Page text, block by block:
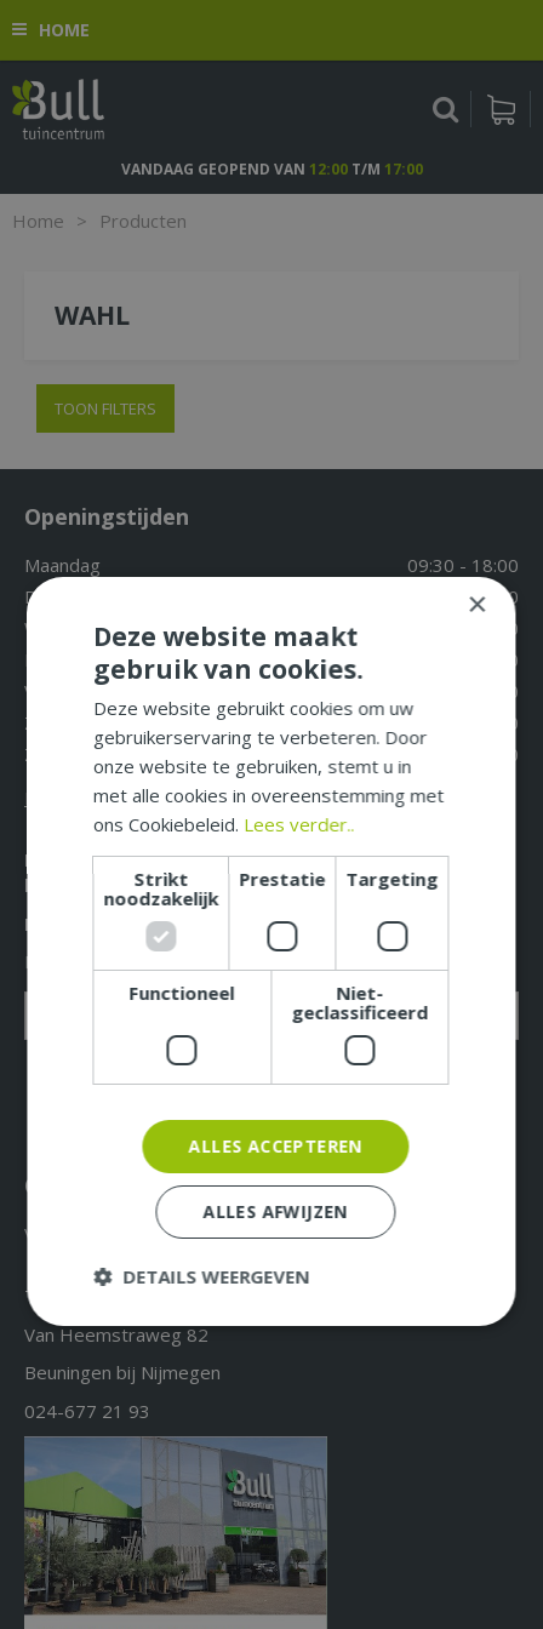
n
o
HOME
Home > Producten
VANDAAG GEOPEND VAN 12:00T/M 17:00
WAHL
TOON FILTERS
Openingstijden
Maandag
09:30 - 18:00
Dinsdag
09:30 - 18:00
Woensdag
09:30 - 18:00
Donderdag
09:30 - 18:00
Vrijdag
09:30 - 18:00
Zaterdag
09:30 - 17:00
Zondag
12:00 - 17:00
Extra openingstijden
Mis niet langer de leukste acties, aanbiedingen en
beste tuintips!
Meld u nu aan voor onze nieuwsbrief!
E-mailadres: *
Over ons & Contact
Vacatures
Tuincentrum Bull
Van Heemstraweg 82
Beuningen bij Nijmegen
024-677 21 93
×
Deze website maakt
gebruik van cookies.
Deze website gebruikt cookies om uw
gebruikerservaring te verbeteren. Door
onze website te gebruiken, stemt u in
met alle cookies in overeenstemming met
ons Cookiebeleid. Lees verder..
Strikt
noodzakelijk
Prestatie Targeting
Functioneel
Niet-
geclassificeerd
ALLES ACCEPTEREN
ALLES AFWIJZEN
DETAILS WEERGEVEN